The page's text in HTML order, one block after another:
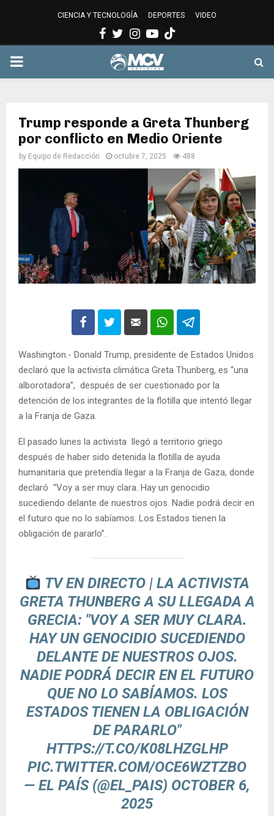
CIENCIA Y TECNOLOGÍA DEPORTES VIDEO
Facebook
Twitter
Instagram
Youtube
PRIMARY
Trump responde a Greta Thunberg
por conflicto en Medio Oriente
by Equipo de Redacción octubre 7, 2025 488
Washington.- Donald Trump, presidente de Estados Unidos
declaró que la activista climática Greta Thunberg, es “una
alborotadora”, después de ser cuestionado por la
detención de los integrantes de la flotilla que intentó llegar
a la Franja de Gaza.
El pasado lunes la activista llegó a territorio griego
después de haber sido detenida la flotilla de ayuda
humanitaria que pretendía llegar a la Franja de Gaza, donde
declaró “Voy a ser muy clara. Hay un genocidio
sucediendo delante de nuestros ojos. Nadie podrá decir en
el futuro que no lo sabíamos. Los Estados tienen la
obligación de pararlo”.
TV EN DIRECTO | LA ACTIVISTA
GRETA THUNBERG A SU LLEGADA A
GRECIA: "VOY A SER MUY CLARA.
HAY UN GENOCIDIO SUCEDIENDO
DELANTE DE NUESTROS OJOS.
NADIE PODRÁ DECIR EN EL FUTURO
QUE NO LO SABÍAMOS. LOS
ESTADOS TIENEN LA OBLIGACIÓN
DE PARARLO"
HTTPS://T.CO/K08LHZGLHP
PIC.TWITTER.COM/OCE6WZTZBO
— EL PAÍS (@EL_PAIS) OCTOBER 6,
2025